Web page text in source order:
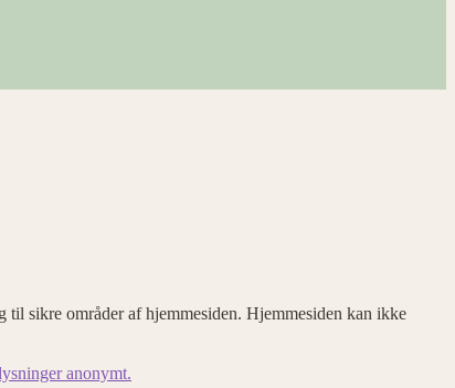
sikre områder af hjemmesiden. Hjemmesiden kan ikke
anonymt.